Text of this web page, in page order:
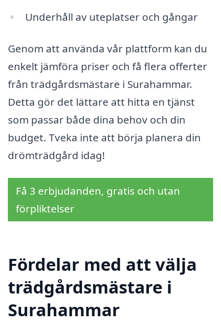
Underhåll av uteplatser och gångar
Genom att använda vår plattform kan du
enkelt jämföra priser och få flera offerter
från trädgårdsmästare i Surahammar.
Detta gör det lättare att hitta en tjänst
som passar både dina behov och din
budget. Tveka inte att börja planera din
drömträdgård idag!
Få 3 erbjudanden, gratis och utan
förpliktelser
Fördelar med att välja
trädgårdsmästare i
Surahammar